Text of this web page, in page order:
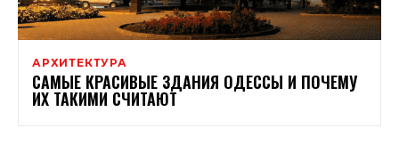
АРХИТЕКТУРА
САМЫЕ КРАСИВЫЕ ЗДАНИЯ ОДЕССЫ И ПОЧЕМУ
ИХ ТАКИМИ СЧИТАЮТ